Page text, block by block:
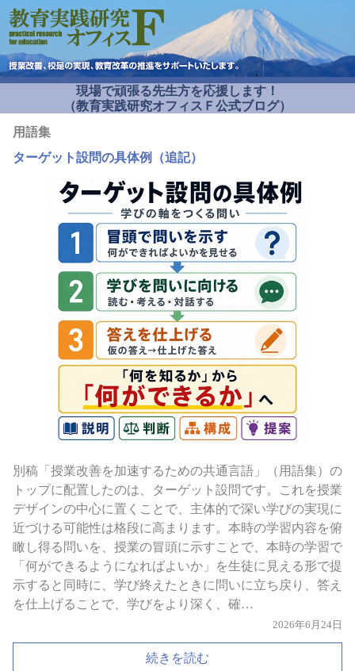
現場で頑張る先生方を応援します！
（教育実践研究オフィスＦ公式ブログ）
用語集
ターゲット設問の具体例（追記）
別稿「授業改善を加速するための共通言語」（用語集）の
トップに配置したのは、ターゲット設問です。これを授業
デザインの中心に置くことで、主体的で深い学びの実現に
近づける可能性は格段に高まります。本時の学習内容を俯
瞰し得る問いを、授業の冒頭に示すことで、本時の学習で
「何ができるようになればよいか」を生徒に見える形で提
示すると同時に、学び終えたときに問いに立ち戻り、答え
を仕上げることで、学びをより深く、確…
2026年6月24日
続きを読む